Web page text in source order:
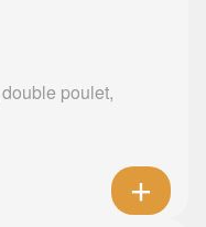
poulet,